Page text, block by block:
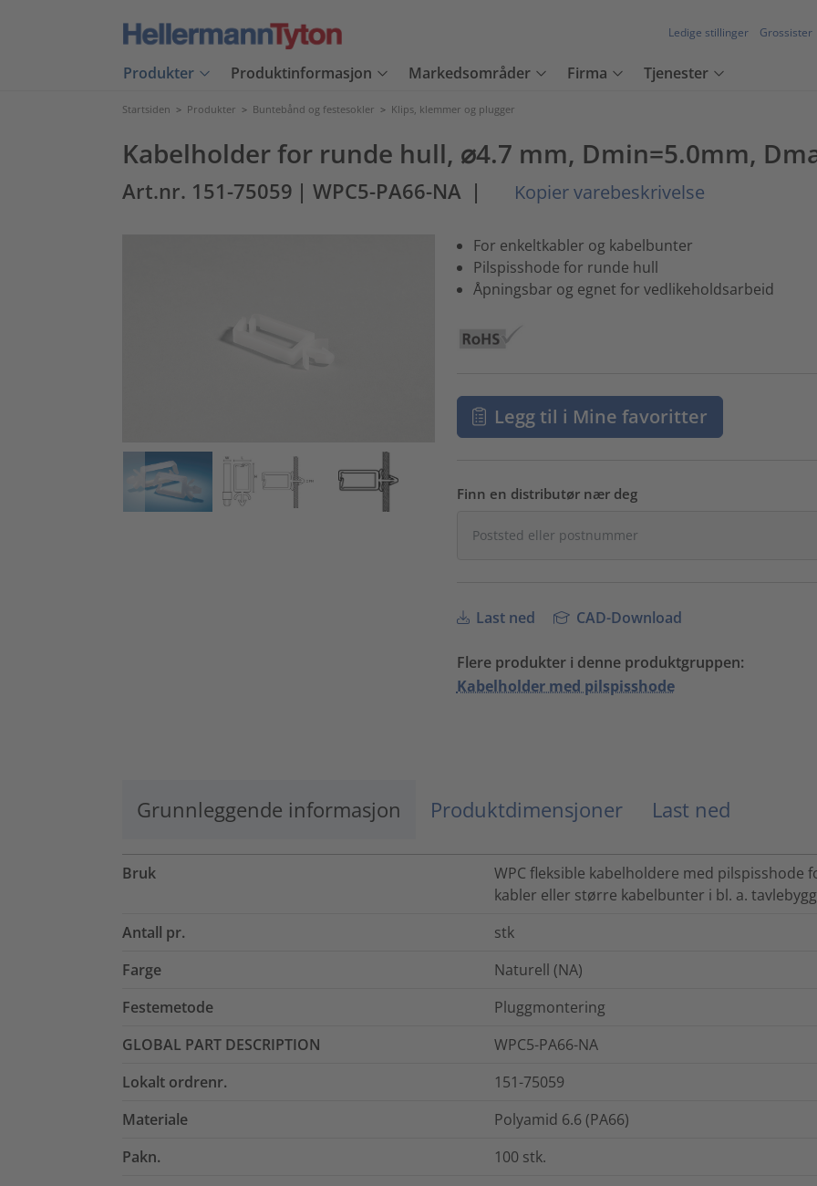
Ledige stillinger Grossister
Produkter Produktinformasjon Markedsområder Firma Tjenester
Startsiden > Produkter > Buntebånd og festesokler > Klips, klemmer og plugger
Kabelholder for runde hull, ⌀4.7 mm, Dmin=5.0mm,
Art.nr. 151-75059 | WPC5-PA66-NA | Kopier varebeskrivelse
For enkeltkabler og kabelbunter
Pilspisshode for runde hull
Åpningsbar og egnet for vedlikeholdsarbeid
Legg til i Mine favoritter
Finn en distributør nær deg
Last ned CAD-Download
Flere produkter i denne produktgruppen:
Kabelholder med pilspisshode
Grunnleggende informasjon Produktdimensjoner Last ned
Bruk
WPC fleksible kabelholdere med pilspisshode
kabler eller større kabelbunter i bl. a.
Antall pr.
stk
Farge
Naturell (NA)
Festemetode
Pluggmontering
GLOBAL PART DESCRIPTION
WPC5-PA66-NA
Lokalt ordrenr.
151-75059
Materiale
Polyamid 6.6 (PA66)
Pakn.
100 stk.